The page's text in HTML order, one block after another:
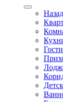
Назад